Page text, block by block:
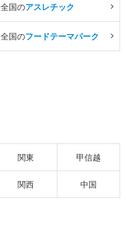
全国のアスレチック
全国のフードテーマパーク
関東 甲信越
関西 中国